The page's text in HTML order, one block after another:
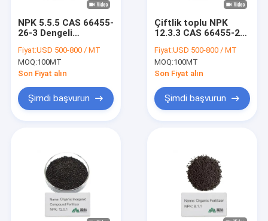
NPK 5.5.5 CAS 66455-
26-3 Dengeli
Üretken Çiftlikler İçin
Doğal Organik
Gübreler
Fiyat:USD 500-800 / MT
MOQ:100MT
Son Fiyat alın
Şimdi başvurun
Çiftlik toplu NPK
12.3.3 CAS 66455-26-
Organik Bitki
Güçlendirici
Fiyat:USD 500-800 / MT
MOQ:100MT
Son Fiyat alın
Şimdi başvurun